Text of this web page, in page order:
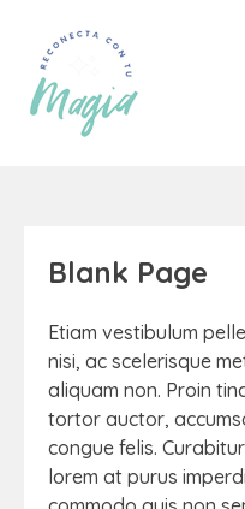
Blank Page
Etiam vestibulum
nisi, ac scelerisque
aliquam non. Proin
tortor auctor,
congue felis.
lorem at purus